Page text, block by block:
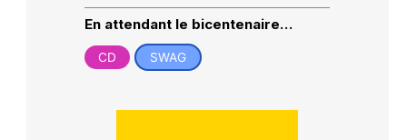
En attendant le bicentenaire…
CD SWAG